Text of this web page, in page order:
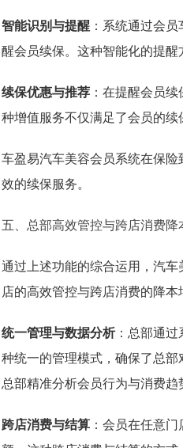
智能识别与提醒：系统通过会员
醒会员续保。这种智能化的提醒
续保优惠与推荐：在提醒会员续
种增值服务不仅满足了会员的续
车盈易汽车美容会员系统在保
效的续保服务。
五、总部高效管控与跨店消费降
通过上述功能的综合运用，汽
店的高效管控与跨店消费的降本
统一管理与数据分析：总部通过
种统一的管理模式，确保了总
总部精准分析会员行为与消费趋
跨店消费与结算：会员在任意门